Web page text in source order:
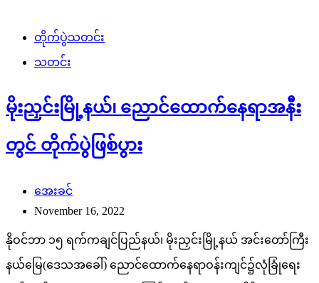
တိုက်ပွဲသတင်း
သတင်း
မိုးညှင်းမြို့နယ်၊ ညောင်ထောက်နေရာအနီး
တွင် တိုက်ပွဲဖြစ်ပွား
အေးခင်
November 16, 2022
နိုဝင်ဘာ ၁၅ ရက်ကချင်ပြည်နယ်၊ မိုးညှင်းမြို့နယ် အင်းတော်ကြီး
နယ်မြေ(ဒေသအခေါ်) ညောင်ထောက်နေရာဝန်းကျင်၌လုံခြုံရေး